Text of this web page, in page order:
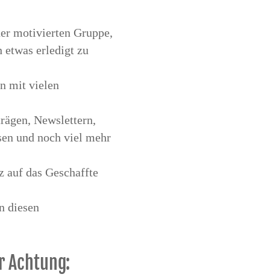
motivierten Gruppe,
erledigt zu
mit vielen
Newslettern,
und noch viel mehr
auf das Geschaffte
diesen
Achtung: